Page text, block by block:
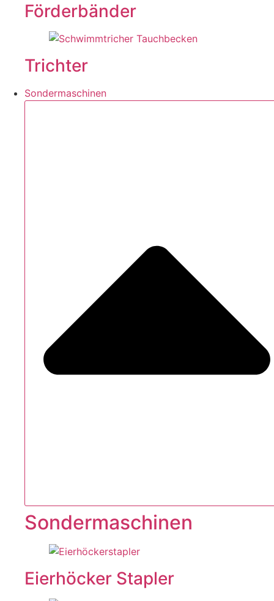
Förderbänder
Trichter
Sondermaschinen
Sondermaschinen
Eierhöcker Stapler